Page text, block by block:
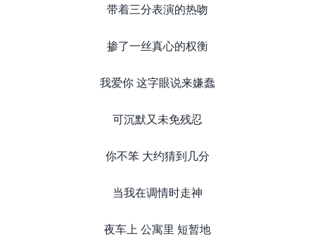
带着三分表演的热吻
掺了一丝真心的权衡
我爱你 这字眼说来嫌蠢
可沉默又未免残忍
你不笨 大约猜到几分
当我在调情时走神
夜车上 公寓里 短暂地